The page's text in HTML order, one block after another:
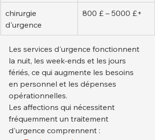
chirurgie
d'urgence
800 £ – 5000 £+
Les services d'urgence fonctionnent
la nuit, les week-ends et les jours
fériés, ce qui augmente les besoins
en personnel et les dépenses
opérationnelles.
Les affections qui nécessitent
fréquemment un traitement
d'urgence comprennent :